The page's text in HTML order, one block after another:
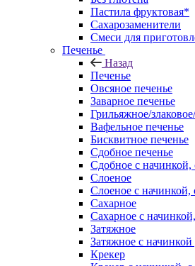
Пастила фруктовая*
Сахарозаменители
Смеси для
Печенье
Назад
Печенье
Овсяное печенье
Заварное печенье
Грильяжное/
Вафельное печенье
Бисквитное печенье
Сдобное печенье
Сдобное с начинкой,
Слоеное
Слоеное с начинкой,
Сахарное
Сахарное с
Затяжное
Затяжное с начинкой
Крекер